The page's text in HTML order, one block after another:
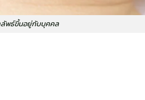
พธ์ขึ้นอยู่กับบุคคล